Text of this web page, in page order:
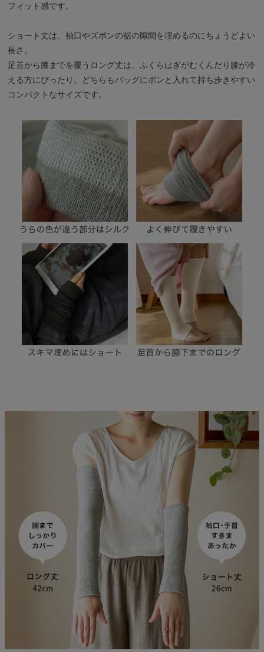
フィット感です。
ショート丈は、袖口やズボンの裾の隙間を埋めるのにちょうどよい
長さ。
足首から膝までを覆うロング丈は、ふくらはぎがむくんだり膝が冷
える方にぴったり。どちらもバッグにポンと入れて持ち歩きやすい
コンパクトなサイズです。